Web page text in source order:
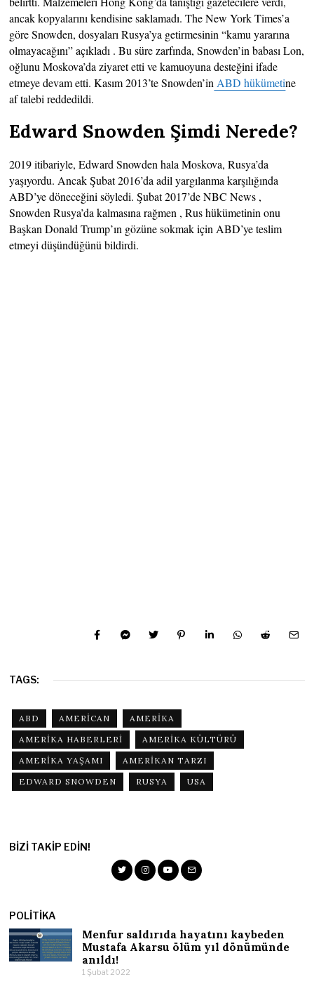
ancak kopyalarını kendisine saklamadı. The New York Times’a
göre Snowden, dosyaları Rusya’ya getirmesinin “kamu yararına
olmayacağını” açıkladı . Bu süre zarfında, Snowden’in babası Lon,
oğlunu Moskova’da ziyaret etti ve kamuoyuna desteğini ifade
etmeye devam etti. Kasım 2013’te Snowden’in ABD hükümetine
af talebi reddedildi.
Edward Snowden Şimdi Nerede?
2019 itibariyle, Edward Snowden hala Moskova, Rusya’da
yaşıyordu. Ancak Şubat 2016’da adil yargılanma karşılığında
ABD’ye döneceğini söyledi. Şubat 2017’de NBC News ,
Snowden Rusya’da kalmasına rağmen , Rus hükümetinin onu
Başkan Donald Trump’ın gözüne sokmak için ABD’ye teslim
etmeyi düşündüğünü bildirdi.
TAGS:
ABD AMERICAN
AMERIKA
AMERIKA HABERLERI
AMERIKA KÜLTÜRÜ
AMERIKA YAŞAMI
AMERIKAN TARZI
EDWARD SNOWDEN
RUSYA USA
BIZI TAKIP EDIN!
POLITIKA
Menfur saldırıda hayatını kaybeden
Mustafa Akarsu ölüm yıl dönümünde
anıldı!
1 Şubat 2022